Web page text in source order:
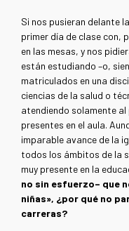
Si nos pusieran delante
primer día de clase con,
en las mesas, y nos
están estudiando –o,
matriculados en una
ciencias de la salud o
atendiendo solamente al
presentes en el aula.
imparable avance de la
todos los ámbitos de la
muy presente en la
no sin esfuerzo– que
niñas», ¿por qué no
carreras?